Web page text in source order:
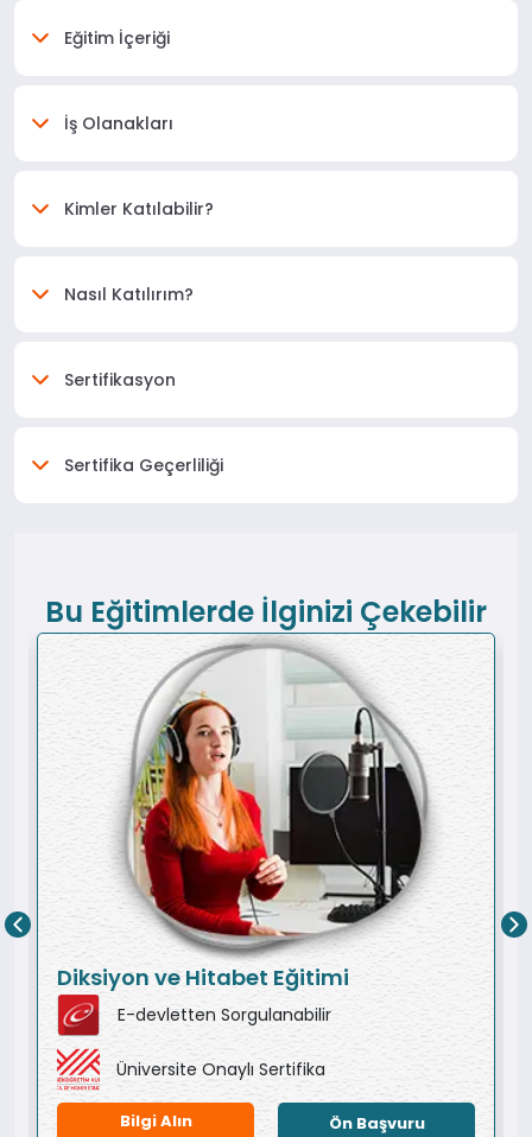
Eğitim İçeriği
İş Olanakları
Kimler Katılabilir?
Nasıl Katılırım?
Sertifikasyon
Sertifika Geçerliliği
Bu Eğitimlerde İlginizi Çekebilir
Diksiyon ve Hitabet Eğitimi
E-devletten Sorgulanabilir
Üniversite Onaylı Sertifika
Bilgi Alın Ön Başvuru